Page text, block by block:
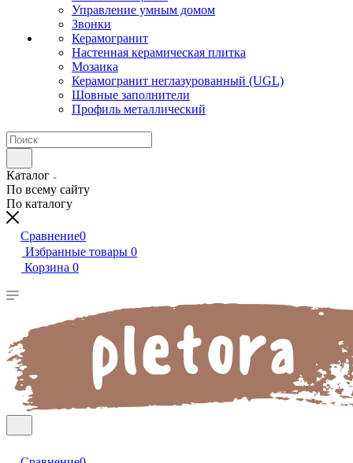
Управление умным домом
Звонки
Керамогранит
Настенная керамическая плитка
Мозаика
Керамогранит неглазурованный (UGL)
Шовные заполнители
Профиль металлический
Каталог
По всему сайту
По каталогу
Сравнение0
Избранные товары 0
Корзина 0